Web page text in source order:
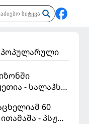
პოპულარული
- სალაჰს
60
- პსჟ